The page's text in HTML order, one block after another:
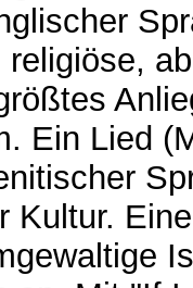
Ein Lied
Kultur.